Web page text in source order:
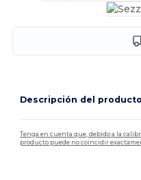
Descripción del producto
Tenga en cuenta que, debido a la
producto puede no coincidir